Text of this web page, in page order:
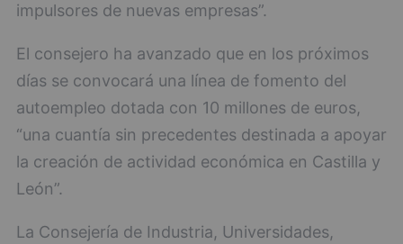
impulsores de nuevas empresas”.
El consejero ha avanzado que en los próximos
días se convocará una línea de fomento del
autoempleo dotada con 10 millones de euros,
“una cuantía sin precedentes destinada a apoyar
la creación de actividad económica en Castilla y
León”.
La Consejería de Industria, Universidades,